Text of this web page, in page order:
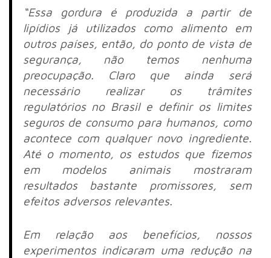
“Essa gordura é produzida a partir de
lipídios já utilizados como alimento em
outros países, então, do ponto de vista de
segurança, não temos nenhuma
preocupação. Claro que ainda será
necessário realizar os trâmites
regulatórios no Brasil e definir os limites
seguros de consumo para humanos, como
acontece com qualquer novo ingrediente.
Até o momento, os estudos que fizemos
em modelos animais mostraram
resultados bastante promissores, sem
efeitos adversos relevantes.
Em relação aos benefícios, nossos
experimentos indicaram uma redução na